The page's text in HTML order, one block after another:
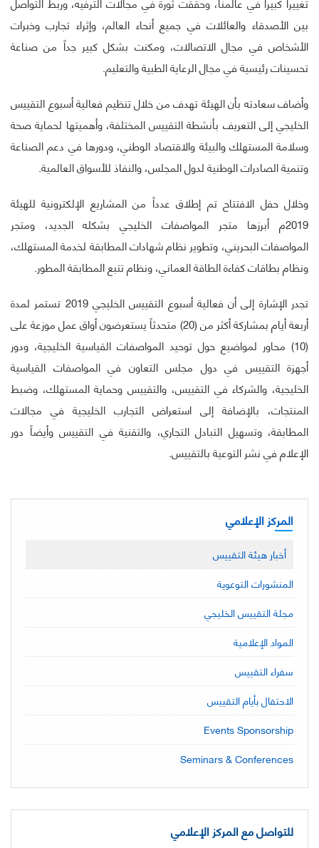
بين الأصدقاء والعائلات في جميع أنحاء العالم، وإثراء تجارب وخبرات
الأشخاص في مجال الاتصالات، ومكنت بشكل كبير جداً من صناعة
تحسينات رئيسية في مجال الرعاية الطبية والتعليم.
وأضاف سعادته بأن الهيئة تهدف من خلال تنظيم فعالية أسبوع التقييس
الخليجي إلى التعريف بأنشطة التقييس المختلفة، وأهميتها لحماية صحة
وسلامة المستهلك والبيئة والاقتصاد الوطني، ودورها في دعم الصناعة
وتنمية الصادرات الوطنية لدول المجلس، والنفاذ للأسواق العالمية.
وخلال حفل الافتتاح تم إطلاق عدداً من المشاريع الإلكترونية للهيئة
2019م أبرزها متجر المواصفات الخليجي بشكله الجديد، ومتجر
المواصفات البحريني، وتطوير نظام شهادات المطابقة لخدمة المستهلك،
ونظام بطاقات كفاءة الطاقة العماني، ونظام تتبع المطابقة المطور.
تجدر الإشارة إلى أن فعالية أسبوع التقييس الخليجي 2019 تستمر لمدة
أربعة أيام بمشاركة أكثر من (20) متحدثاً يستعرضون أواق عمل موزعة على
(10) محاور لمواضيع حول توحيد المواصفات القياسية الخليجية، ودور
أجهزة التقييس في دول مجلس التعاون في المواصفات القياسية
الخليجية، والشركاء في التقييس، والتقييس وحماية المستهلك، وضبط
المنتجات، بالإضافة إلى استعراض التجارب الخليجية في مجالات
المطابقة، وتسهيل التبادل التجاري، والتقنية في التقييس وأيضاً دور
الإعلام في نشر التوعية بالتقييس.
المركز الإعلامي
أخبار هيئة التقييس
المنشورات التوعوية
مجلة التقييس الخليجي
المواد الإعلامية
سفراء التقييس
الاحتفال بأيام التقييس
Events Sponsorship
Seminars & Conferences
للتواصل مع المركز الإعلامي